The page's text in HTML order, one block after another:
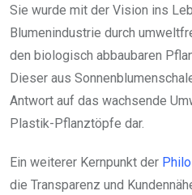
Sie wurde mit der Vision ins
Blumenindustrie durch
den biologisch abbaubaren
Dieser aus
Antwort auf das wachsende
Plastik-Pflanztöpfe dar.
Ein weiterer Kernpunkt der
die Transparenz und